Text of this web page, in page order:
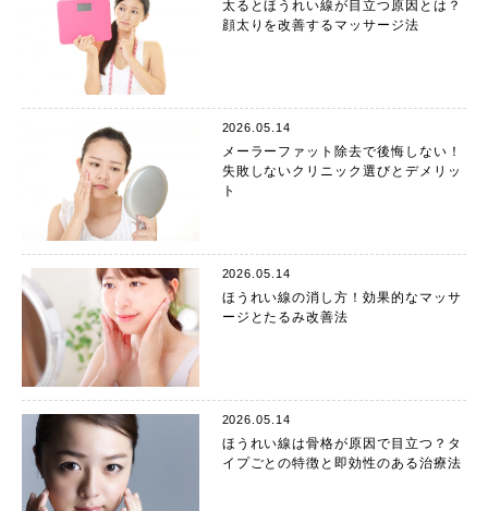
太るとほうれい線が目立つ原因とは？
顔太りを改善するマッサージ法
2026.05.14
メーラーファット除去で後悔しない！
失敗しないクリニック選びとデメリッ
ト
2026.05.14
ほうれい線の消し方！効果的なマッサ
ージとたるみ改善法
2026.05.14
ほうれい線は骨格が原因で目立つ？タ
イプごとの特徴と即効性のある治療法